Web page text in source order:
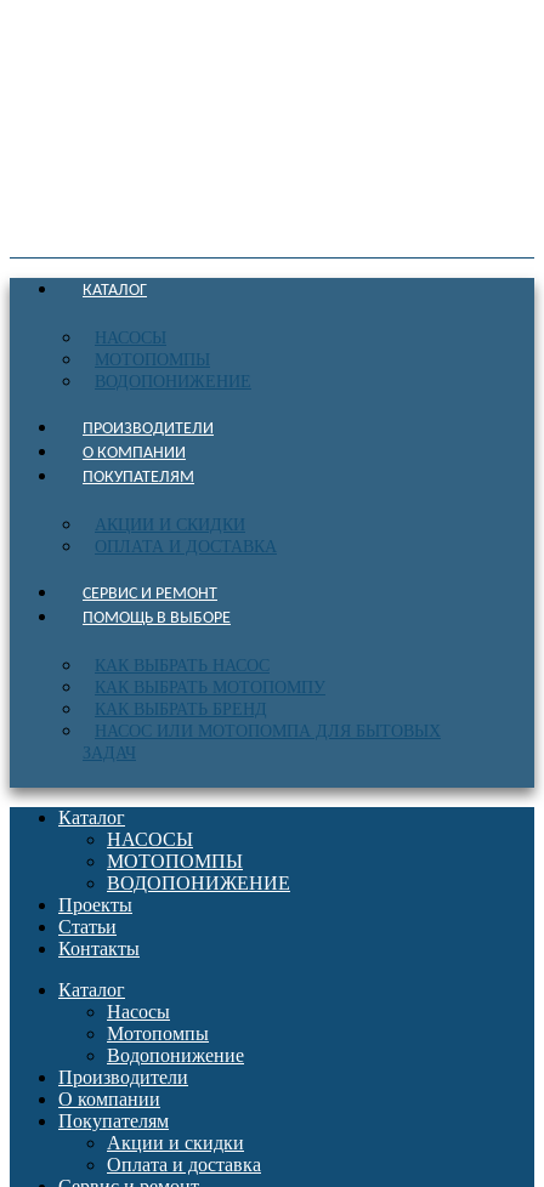
КАТАЛОГ
НАСОСЫ
МОТОПОМПЫ
ВОДОПОНИЖЕНИЕ
ПРОИЗВОДИТЕЛИ
О КОМПАНИИ
ПОКУПАТЕЛЯМ
АКЦИИ И СКИДКИ
ОПЛАТА И ДОСТАВКА
СЕРВИС И РЕМОНТ
ПОМОЩЬ В ВЫБОРЕ
КАК ВЫБРАТЬ НАСОС
КАК ВЫБРАТЬ МОТОПОМПУ
КАК ВЫБРАТЬ БРЕНД
НАСОС ИЛИ МОТОПОМПА ДЛЯ БЫТОВЫХ
ЗАДАЧ
Каталог
НАСОСЫ
МОТОПОМПЫ
ВОДОПОНИЖЕНИЕ
Проекты
Статьи
Контакты
Каталог
Насосы
Мотопомпы
Водопонижение
Производители
О компании
Покупателям
Акции и скидки
Оплата и доставка